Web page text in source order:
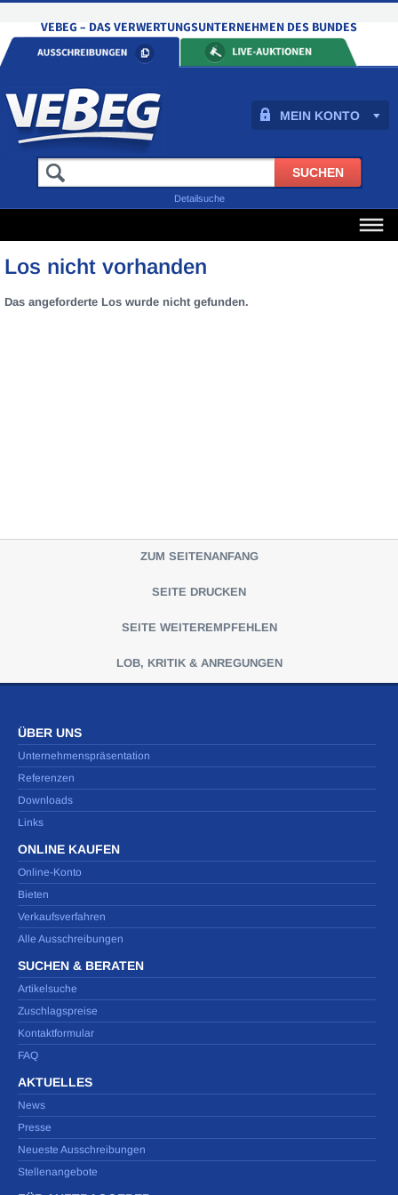
MEIN KONTO
Detailsuche
Los nicht vorhanden
Das angeforderte Los wurde nicht gefunden.
ZUM SEITENANFANG
SEITE DRUCKEN
SEITE WEITEREMPFEHLEN
LOB, KRITIK & ANREGUNGEN
ÜBER UNS
Unternehmenspräsentation
Referenzen
Downloads
Links
ONLINE KAUFEN
Online-Konto
Bieten
Verkaufsverfahren
Alle Ausschreibungen
SUCHEN & BERATEN
Artikelsuche
Zuschlagspreise
Kontaktformular
FAQ
AKTUELLES
News
Presse
Neueste Ausschreibungen
Stellenangebote